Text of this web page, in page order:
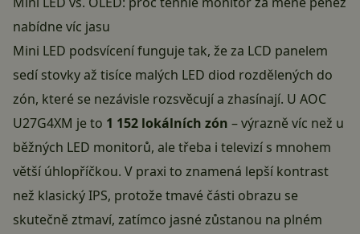
nabídne víc jasu
Mini LED podsvícení funguje tak, že za LCD panelem
sedí stovky až tisíce malých LED diod rozdělených do
zón, které se nezávisle rozsvěcují a zhasínají. U AOC
U27G4XM je to 1 152 lokálních zón – výrazně víc než u
běžných LED monitorů, ale třeba i televizí s mnohem
větší úhlopříčkou. V praxi to znamená lepší kontrast
než klasický IPS, protože tmavé části obrazu se
skutečně ztmaví, zatímco jasné zůstanou na plném